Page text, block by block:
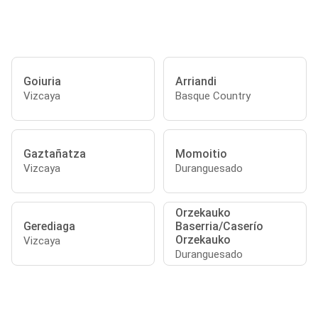
Goiuria
Vizcaya
Arriandi
Basque Country
Gaztañatza
Vizcaya
Momoitio
Duranguesado
Gerediaga
Vizcaya
Orzekauko
Baserria/Caserío
Orzekauko
Duranguesado